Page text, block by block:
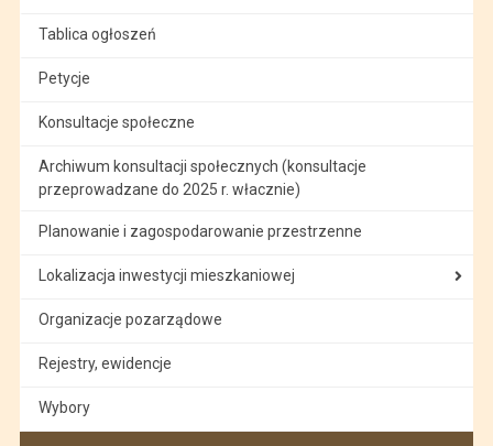
Tablica ogłoszeń
Petycje
Konsultacje społeczne
Archiwum konsultacji społecznych (konsultacje
przeprowadzane do 2025 r. włacznie)
Planowanie i zagospodarowanie przestrzenne
Lokalizacja inwestycji mieszkaniowej
Organizacje pozarządowe
Rejestry, ewidencje
Wybory